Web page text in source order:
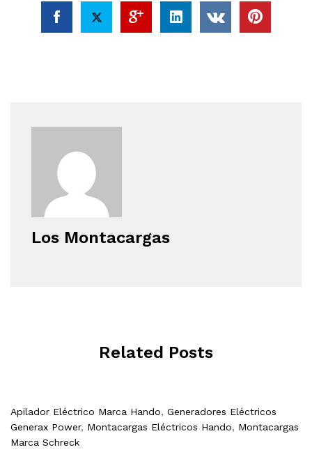
Los Montacargas
Related Posts
Apilador Eléctrico Marca Hando, Generadores Eléctricos
Generax Power, Montacargas Eléctricos Hando, Montacargas
Marca Schreck